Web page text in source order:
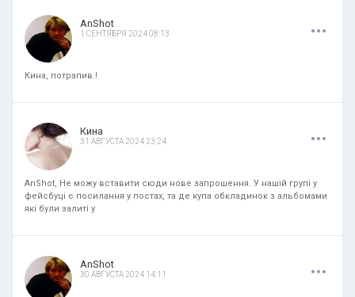
AnShot
1 СЕНТЯБРЯ 2024 08:13 ...
Кина, потрапив.!
Кина
31 АВГУСТА 2024 23:24 ...
AnShot, Не можу вставити сюди нове запрошення. У нашій групі у
фейсбуці є посилання у постах, та де купа обкладинок з альбомами
які були залиті у
AnShot
30 АВГУСТА 2024 14:11 ...